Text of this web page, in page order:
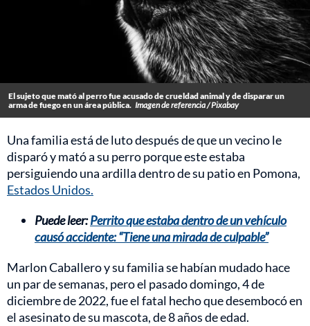
El sujeto que mató al perro fue acusado de crueldad animal y de disparar un
arma de fuego en un área pública. Imagen de referencia / Pixabay
Una familia está de luto después de que un vecino le
disparó y mató a su perro porque este estaba
persiguiendo una ardilla dentro de su patio en Pomona,
Estados Unidos.
Puede leer:Perrito que estaba dentro de un vehículo
causó accidente: “Tiene una mirada de culpable”
Marlon Caballero y su familia se habían mudado hace
un par de semanas, pero el pasado domingo, 4 de
diciembre de 2022, fue el fatal hecho que desembocó en
el asesinato de su mascota, de 8 años de edad.